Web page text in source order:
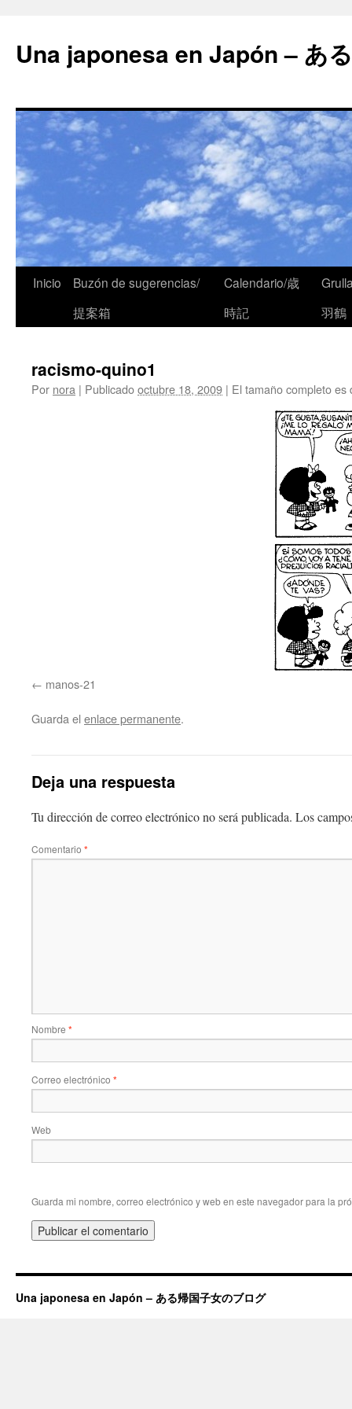
Una japonesa en Japón – あ
Inicio
Buzón de sugerencias/
提案箱
Calendario/歳
時記
羽鶴
racismo-quino1
Por nora | Publicadooctubre 18, 2009 | El tamaño completo
manos-21
Guarda el enlace permanente.
Deja una respuesta
Tu dirección de correo electrónico no será publicada. Los
Comentario *
Nombre *
Correo electrónico *
Web
Guarda mi nombre, correo electrónico y web en este navegador para la
Una japonesa en Japón – ある帰国子女のブログ